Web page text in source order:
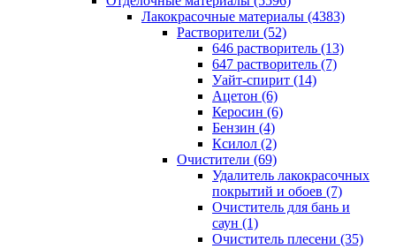
Лакокрасочные материалы (4383)
Растворители (52)
646 растворитель (13)
647 растворитель (7)
Уайт-спирит (14)
Ацетон (6)
Керосин (6)
Бензин (4)
Ксилол (2)
Очистители (69)
Удалитель лакокрасочных
покрытий и обоев (7)
Очиститель для бань и
саун (1)
Очиститель плесени (35)